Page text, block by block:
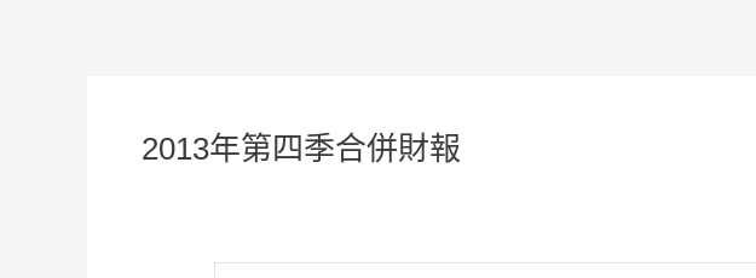
2013年第四季合併財報